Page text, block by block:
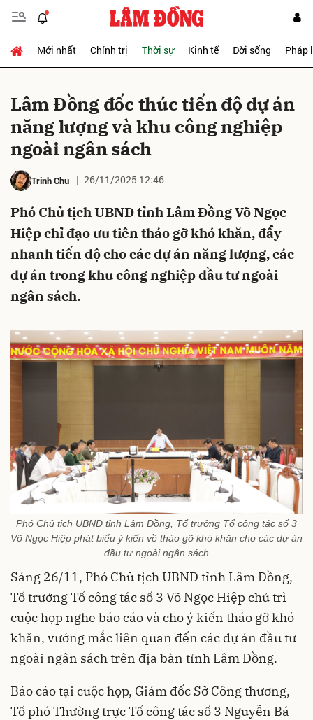
Mới nhất Chính trị Thời sự Kinh tế Đời sống Pháp
Lâm Đồng đốc thúc tiến độ dự án
năng lượng và khu công nghiệp
ngoài ngân sách
Trịnh Chu 26/11/2025 12:46
Phó Chủ tịch UBND tỉnh Lâm Đồng Võ Ngọc
Hiệp chỉ đạo ưu tiên tháo gỡ khó khăn, đẩy
nhanh tiến độ cho các dự án năng lượng, các
dự án trong khu công nghiệp đầu tư ngoài
ngân sách.
Phó Chủ tịch UBND tỉnh Lâm Đồng, Tổ trưởng Tổ công tác số 3
Võ Ngọc Hiệp phát biểu ý kiến về tháo gỡ khó khăn cho các dự án
đầu tư ngoài ngân sách
Sáng 26/11, Phó Chủ tịch UBND tỉnh Lâm Đồng,
Tổ trưởng Tổ công tác số 3 Võ Ngọc Hiệp chủ trì
cuộc họp nghe báo cáo và cho ý kiến tháo gỡ khó
khăn, vướng mắc liên quan đến các dự án đầu tư
ngoài ngân sách trên địa bàn tỉnh Lâm Đồng.
Báo cáo tại cuộc họp, Giám đốc Sở Công thương,
Tổ phó Thường trực Tổ công tác số 3 Nguyễn Bá
Gửi bình luận
Hủy Gửi